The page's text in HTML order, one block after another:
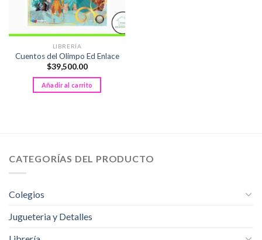
LIBRERÍA
Cuentos del Olimpo Ed Enlace
$39,500.00
Añadir al carrito
CATEGORÍAS DEL PRODUCTO
Colegios
Jugueteria y Detalles